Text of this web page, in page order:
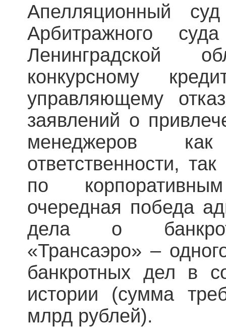
Апелляционный
Арбитражного
Ленинградской
конкурсному
управляющему
заявлений о
менеджеров
ответственности,
по
очередная победа
дела о
«Трансаэро» –
банкротных дел в
истории (сумма
млрд рублей).